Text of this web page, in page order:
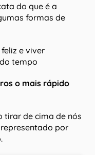
do que é a
formas de
e viver
tempo
o mais rápido
tirar de cima de nós
por